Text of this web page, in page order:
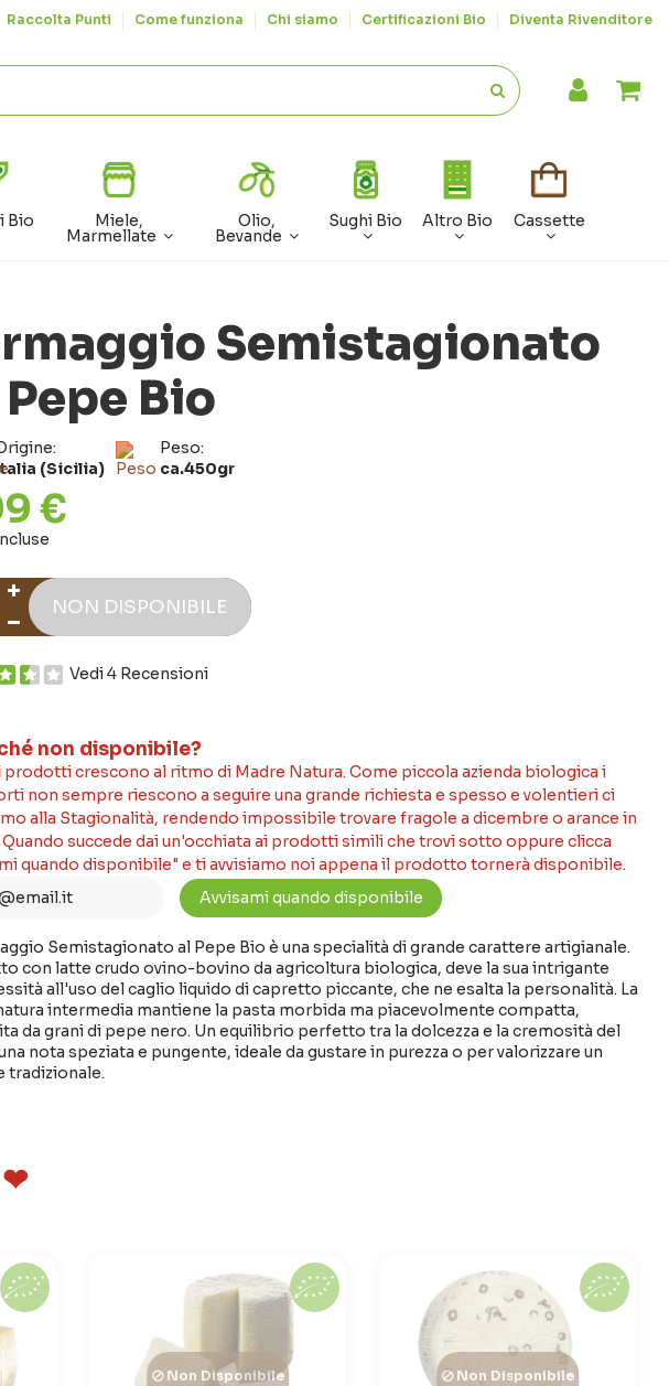
Raccolta Punti Come funziona Chi siamo Certificazioni Bio Diventa Rivenditore
Bio Miele,
Marmellate
Olio,
Bevande
Sughi Bio Altro Bio Cassette
Semistagionato
Bio
(Sicilia)
Peso:
ca.450gr
€
NON DISPONIBILE
Vedi 4 Recensioni
non disponibile?
prodotti crescono al ritmo di Madre Natura. Come piccola azienda biologica i
non sempre riescono a seguire una grande richiesta e spesso e volentieri ci
alla Stagionalità, rendendo impossibile trovare fragole a dicembre o arance in
succede dai un'occhiata ai prodotti simili che trovi sotto oppure clicca
quando disponibile" e ti avvisiamo noi appena il prodotto tornerà disponibile.
Semistagionato al Pepe Bio è una specialità di grande carattere artigianale.
con latte crudo ovino-bovino da agricoltura biologica, deve la sua intrigante
all'uso del caglio liquido di capretto piccante, che ne esalta la personalità. La
intermedia mantiene la pasta morbida ma piacevolmente compatta,
da grani di pepe nero. Un equilibrio perfetto tra la dolcezza e la cremosità del
nota speziata e pungente, ideale da gustare in purezza o per valorizzare un
tradizionale.
❤
Non Disponibile
Non Disponibile